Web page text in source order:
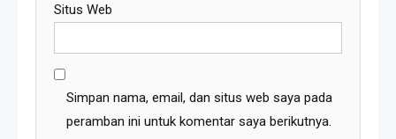
Situs Web
Simpan nama, email, dan situs web saya pada
peramban ini untuk komentar saya berikutnya.